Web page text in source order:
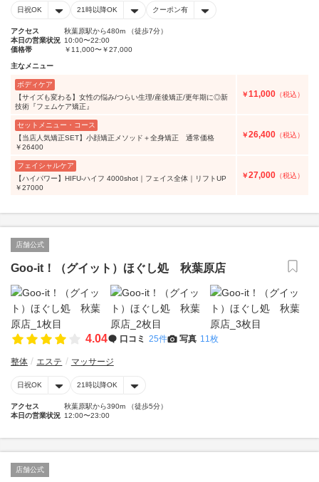
日祝OK 21時以降OK クーポン有
アクセス
秋葉原駅から480m （徒歩7分）
本日の営業状況 10:00〜22:00
価格帯
￥11,000〜￥27,000
主なメニュー
ボディケア
【サイズも変わる】女性の悩み/つらい生理/産後矯正/更年期に◎新
技術『フェムケア矯正』
￥11,000 （税込）
セットメニュー・コース
【当店人気矯正SET】小顔矯正メソッド＋全身矯正 通常価格
￥26400
￥26,400 （税込）
フェイシャルケア
【ハイパワー】HIFU-ハイフ 4000shot｜フェイス全体｜リフトUP
￥27000
￥27,000 （税込）
店舗公式
Goo-it！（グイット）ほぐし処 秋葉原店
4.04 口コミ 25件 写真 11枚
整体 エステ マッサージ
日祝OK 21時以降OK
アクセス
秋葉原駅から390m （徒歩5分）
本日の営業状況 12:00〜23:00
店舗公式